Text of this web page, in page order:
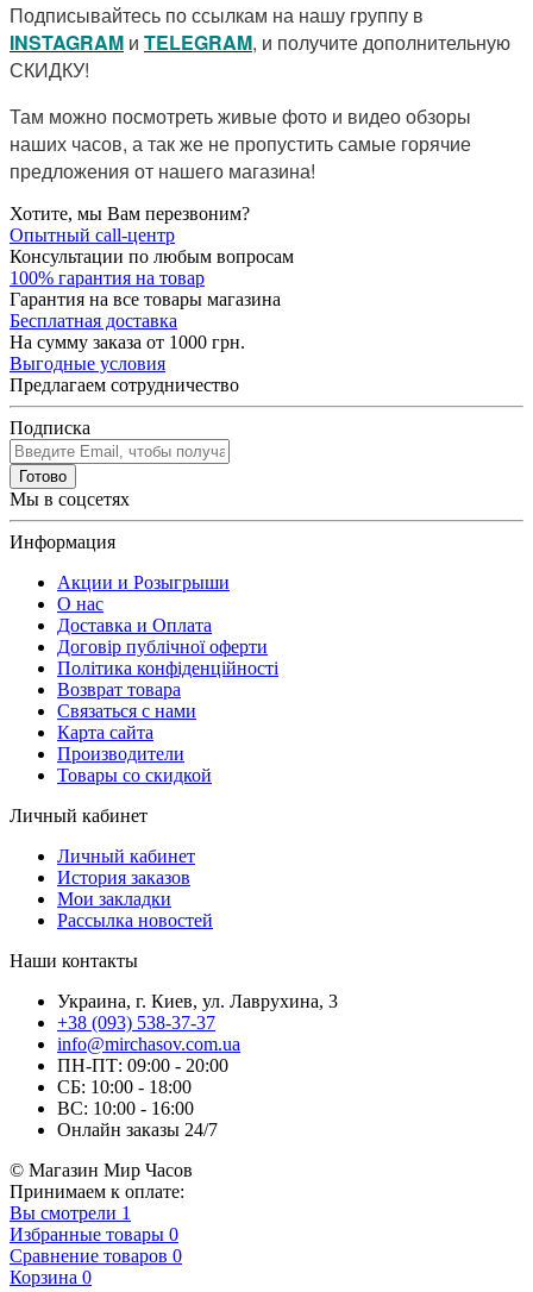
Подписывайтесь по ссылкам на нашу группу в
INSTAGRAM и TELEGRAM, и получите дополнительную
СКИДКУ!
Там можно посмотреть живые фото и видео обзоры
наших часов, а так же не пропустить самые горячие
предложения от нашего магазина!
Хотите, мы Вам перезвоним?
Опытный call-центр
Консультации по любым вопросам
100% гарантия на товар
Гарантия на все товары магазина
Бесплатная доставка
На сумму заказа от 1000 грн.
Выгодные условия
Предлагаем сотрудничество
Подписка
Готово
Мы в соцсетях
Информация
Акции и Розыгрыши
О нас
Доставка и Оплата
Договір публічної оферти
Політика конфіденційності
Возврат товара
Связаться с нами
Карта сайта
Производители
Товары со скидкой
Личный кабинет
Личный кабинет
История заказов
Мои закладки
Рассылка новостей
Наши контакты
Украина, г. Киев, ул. Лаврухина, 3
+38 (093) 538-37-37
info@mirchasov.com.ua
ПН-ПТ: 09:00 - 20:00
СБ: 10:00 - 18:00
ВС: 10:00 - 16:00
Онлайн заказы 24/7
© Магазин Мир Часов
Принимаем к оплате:
Вы смотрели 1
Избранные товары 0
Сравнение товаров 0
Корзина 0